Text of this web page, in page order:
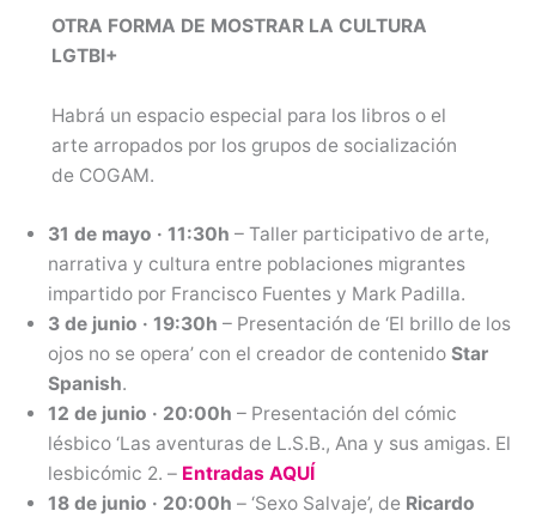
OTRA FORMA DE MOSTRAR LA CULTURA
LGTBI+
Habrá un espacio especial para los libros o el
arte arropados por los grupos de socialización
de COGAM.
31 de mayo · 11:30h – Taller participativo de arte,
narrativa y cultura entre poblaciones migrantes
impartido por Francisco Fuentes y Mark Padilla.
3 de junio · 19:30h – Presentación de ‘El brillo de los
ojos no se opera’ con el creador de contenido Star
Spanish.
12 de junio · 20:00h – Presentación del cómic
lésbico ‘Las aventuras de L.S.B., Ana y sus amigas. El
lesbicómic 2. – Entradas AQUÍ
18 de junio · 20:00h – ‘Sexo Salvaje’, de Ricardo